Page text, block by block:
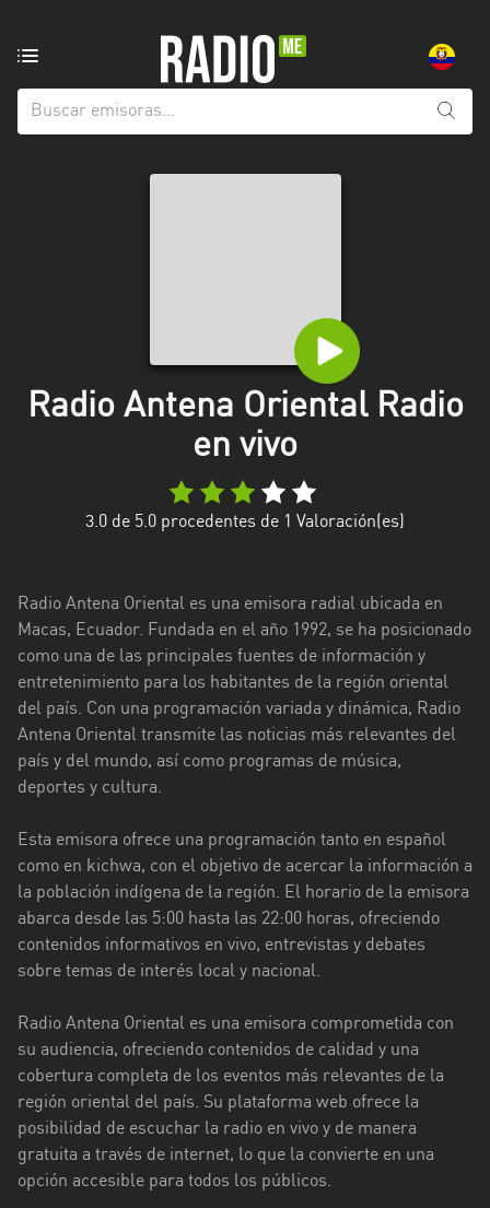
de
radio
Chimborazo
Esmeraldas
Imbabura
Loja
Los
Ríos
Manabí
Santiago
Napo
Pastaza
Pichincha
Santo
Domingo
de
los
Tsáchilas
Tungurahua
Radio Antena Oriental Radio
en vivo
3.0 de 5.0 procedentes de 1 Valoración(es)
Radio Antena Oriental es una emisora radial ubicada en
Macas, Ecuador. Fundada en el año 1992, se ha posicionado
como una de las principales fuentes de información y
entretenimiento para los habitantes de la región oriental
del país. Con una programación variada y dinámica, Radio
Antena Oriental transmite las noticias más relevantes del
país y del mundo, así como programas de música,
deportes y cultura.
Esta emisora ofrece una programación tanto en español
como en kichwa, con el objetivo de acercar la información a
la población indígena de la región. El horario de la emisora
abarca desde las 5:00 hasta las 22:00 horas, ofreciendo
contenidos informativos en vivo, entrevistas y debates
sobre temas de interés local y nacional.
Radio Antena Oriental es una emisora comprometida con
su audiencia, ofreciendo contenidos de calidad y una
cobertura completa de los eventos más relevantes de la
región oriental del país. Su plataforma web ofrece la
posibilidad de escuchar la radio en vivo y de manera
gratuita a través de internet, lo que la convierte en una
opción accesible para todos los públicos.